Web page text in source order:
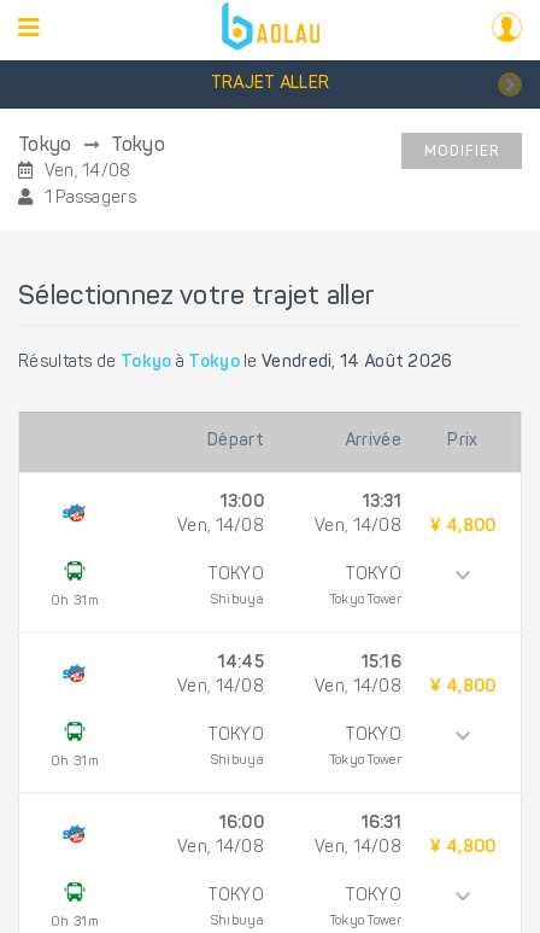
TRAJET ALLER
Tokyo Tokyo
Ven, 14/08
1 Passagers
MODIFIER
Sélectionnez votre trajet aller
Résultats de Tokyo à Tokyole Vendredi, 14 Août 2026
Départ Arrivée Prix
0h 31m
13:00
Ven, 14/08
TOKYO
Shibuya
13:31
Ven, 14/08
TOKYO
Tokyo Tower
¥ 4,800
0h 31m
14:45
Ven, 14/08
TOKYO
Shibuya
15:16
Ven, 14/08
TOKYO
Tokyo Tower
¥ 4,800
0h 31m
16:00
Ven, 14/08
TOKYO
Shibuya
16:31
Ven, 14/08
TOKYO
Tokyo Tower
¥ 4,800